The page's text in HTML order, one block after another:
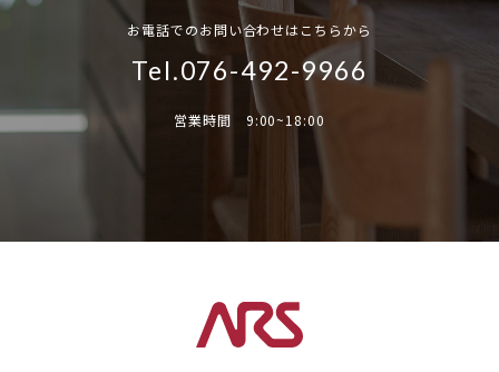
お電話でのお問い合わせはこちらから
Tel.076-492-9966
営業時間 9:00~18:00